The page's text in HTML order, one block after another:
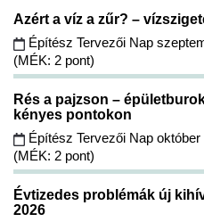
Azért a víz a zűr? –
Építész Tervezői Nap
(MÉK: 2 pont)
Rés a pajzson –
kényes pontokon
Építész Tervezői Nap október
(MÉK: 2 pont)
Évtizedes problémák új
2026